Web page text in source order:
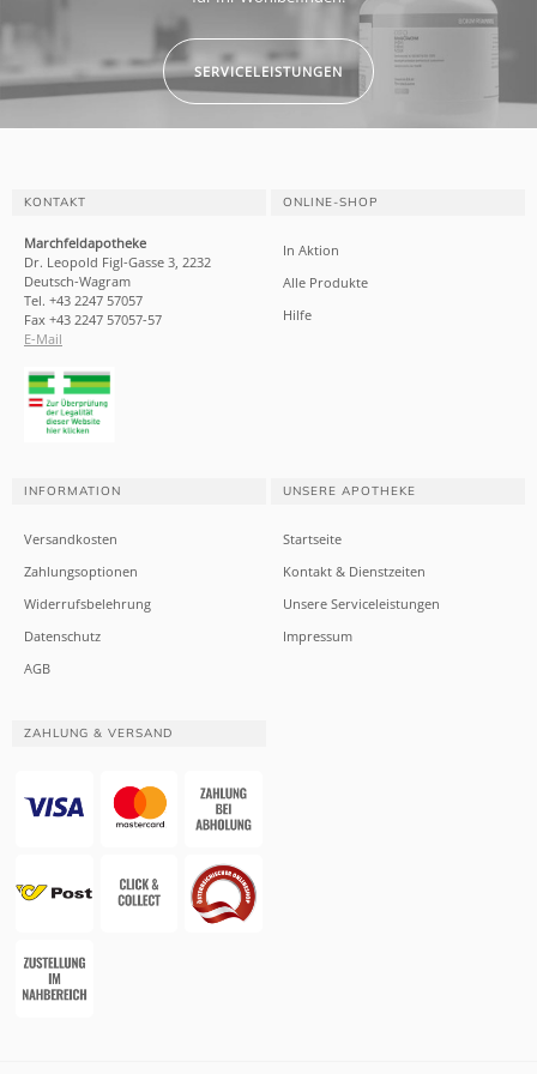
SERVICELEISTUNGEN
KONTAKT
Marchfeldapotheke
Dr. Leopold Figl-Gasse 3, 2232
Deutsch-Wagram
Tel. +43 2247 57057
Fax +43 2247 57057-57
E-Mail
ONLINE-SHOP
In Aktion
Alle Produkte
Hilfe
INFORMATION
Versandkosten
Zahlungsoptionen
Widerrufsbelehrung
Datenschutz
AGB
UNSERE APOTHEKE
Startseite
Kontakt & Dienstzeiten
Unsere Serviceleistungen
Impressum
ZAHLUNG & VERSAND